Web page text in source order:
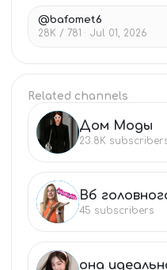
@bafomet6
28K / 781 · Jul 01, 2026
Related channels
ДО Дом Моды
23.8K
ВБ Вб
45 subscribers
она